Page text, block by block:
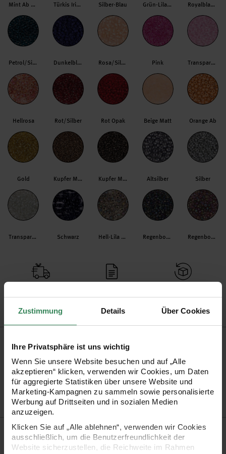
Zustimmung Details Über Cookies
Ihre Privatsphäre ist uns wichtig
Wenn Sie unsere Website besuchen und auf „Alle
akzeptieren“ klicken, verwenden wir Cookies, um Daten
für aggregierte Statistiken über unsere Website und
Marketing-Kampagnen zu sammeln sowie personalisierte
Werbung auf Drittseiten und in sozialen Medien
anzuzeigen.
Klicken Sie auf „Alle ablehnen“, verwenden wir Cookies
ausschließlich, um die Benutzerfreundlichkeit der
Website sicherzustellen, die Reichweite im Rahmen
Mint Ab Matt Türkis Irisierend Silber-Blau Grün-Lila Transparent Royalblau Ab
Petrol/Silber Dunkelblau Opak Rosa/Silber Pink Transparent/Rosa
Hellrosa Rot/Silber Rot Opak Beige Matt Orange Ab
Gold Kupfer Metallic Kupfer Metallic dunkel Altsilber Silber
Transparent/Silber Schwarz Hell-Lila Regenbogen Regenbogen Oliv Regenbogen Lila
Artikel-Nr.7091.03.09
Bestell-Nr.1308730
Produktbeschreibung